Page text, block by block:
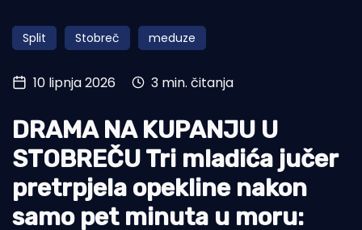
Obala
Otoci
Turizam i nautika
Pomorstvo
Ribolov
Ekologija
Tradicija i kultura
Split Stobreč meduze
10 lipnja 2026 3 min. čitanja
DRAMA NA KUPANJU U
STOBREČU Tri mladića jučer
pretrpjela opekline nakon
samo pet minuta u moru: